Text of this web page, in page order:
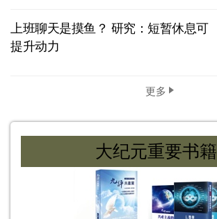
上班聊天是摸鱼？ 研究：短暂休息可
提升动力
更多
大纪元重要书籍